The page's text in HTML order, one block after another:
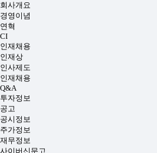
회사개요
경영이념
연혁
CI
인재채용
인재상
인사제도
인재채용
Q&A
투자정보
공고
공시정보
주가정보
재무정보
사이버신문고